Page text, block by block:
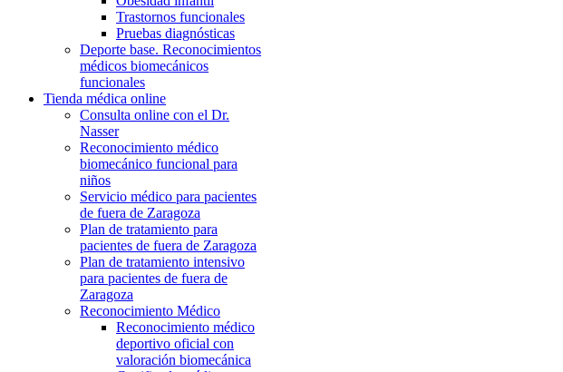
Trastornos funcionales
Pruebas diagnósticas
Deporte base. Reconocimientos
médicos biomecánicos
funcionales
Tienda médica online
Consulta online con el Dr.
Nasser
Reconocimiento médico
biomecánico funcional para
niños
Servicio médico para pacientes
de fuera de Zaragoza
Plan de tratamiento para
pacientes de fuera de Zaragoza
Plan de tratamiento intensivo
para pacientes de fuera de
Zaragoza
Reconocimiento Médico
Reconocimiento médico
deportivo oficial con
valoración biomecánica